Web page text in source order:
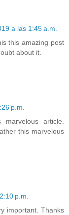
a las 1:45 a.m.
this amazing post
about it.
p.m.
article.
this marvelous
p.m.
important. Thanks